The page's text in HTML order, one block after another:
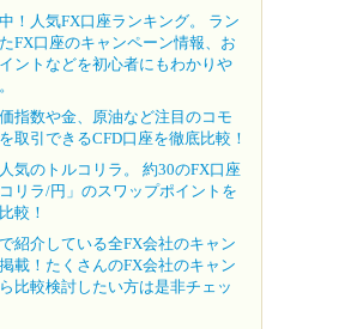
！人気FX口座ランキング。 ラン
FX口座のキャンペーン情報、お
ントなどを初心者にもわかりや
指数や金、原油など注目のコモ
取引できるCFD口座を徹底比較！
気のトルコリラ。 約30のFX口座
リラ/円」のスワップポイントを
較！
紹介している全FX会社のキャン
載！たくさんのFX会社のキャン
比較検討したい方は是非チェッ